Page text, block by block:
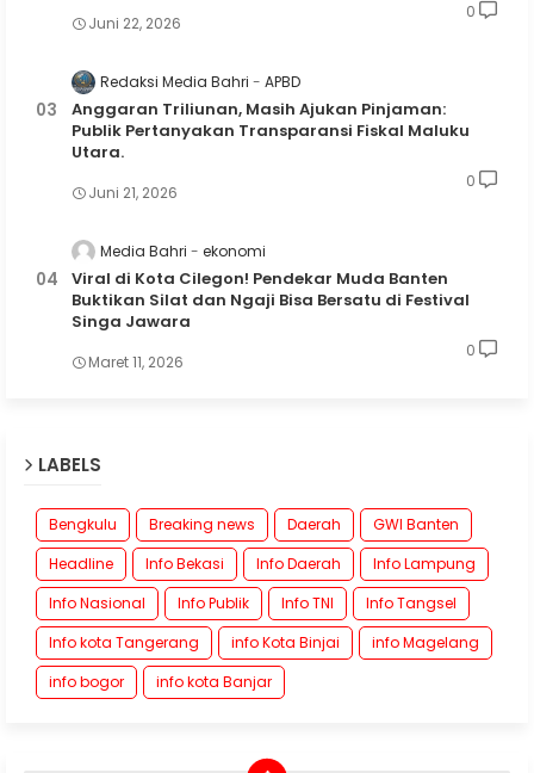
Juni 22, 2026
0
Redaksi Media Bahri APBD
Anggaran Triliunan, Masih Ajukan Pinjaman:
Publik Pertanyakan Transparansi Fiskal Maluku
Utara.
Juni 21, 2026
0
Media Bahri ekonomi
Viral di Kota Cilegon! Pendekar Muda Banten
Buktikan Silat dan Ngaji Bisa Bersatu di Festival
Singa Jawara
Maret 11, 2026
0
LABELS
Bengkulu Breaking news Daerah
GWI Banten
Headline
Info Bekasi Info Daerah
Info Lampung
Info Nasional
Info Publik Info TNI
Info Tangsel
Info kota Tangerang
info Kota Binjai
info Magelang
info bogor
info kota Banjar